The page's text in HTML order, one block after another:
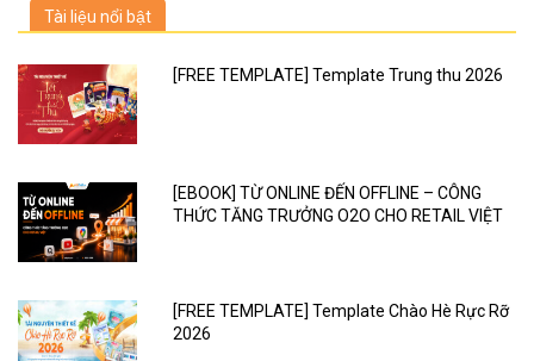
Tài liệu nổi bật
[FREE TEMPLATE] Template Trung thu 2026
[EBOOK] TỪ ONLINE ĐẾN OFFLINE – CÔNG
THỨC TĂNG TRƯỞNG O2O CHO RETAIL VIỆT
[FREE TEMPLATE] Template Chào Hè Rực Rỡ
2026